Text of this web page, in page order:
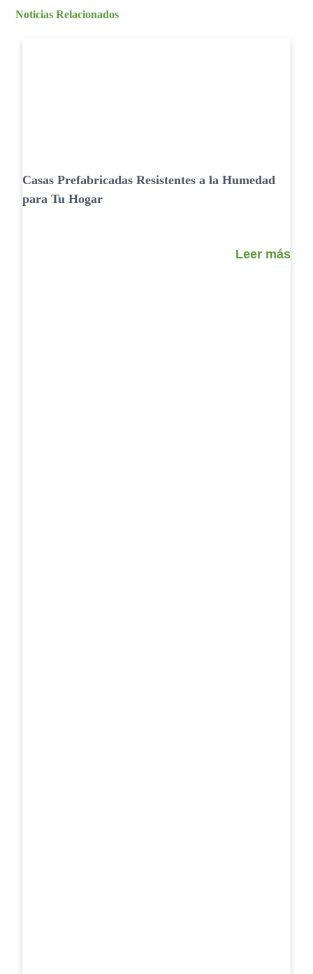
Noticias Relacionados
Casas Prefabricadas Resistentes a la Humedad
para Tu Hogar
Leer más